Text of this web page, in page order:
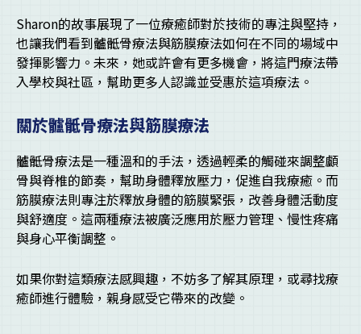
Sharon的故事展現了一位療癒師對於技術的專注與堅持，
也讓我們看到髗骶骨療法與筋膜療法如何在不同的場域中
發揮影響力。未來，她或許會有更多機會，將這門療法帶
入學校與社區，幫助更多人認識並受惠於這項療法。
關於髗骶骨療法與筋膜療法
髗骶骨療法是一種溫和的手法，透過輕柔的觸碰來調整顱
骨與脊椎的節奏，幫助身體釋放壓力，促進自我療癒。而
筋膜療法則專注於釋放身體的筋膜緊張，改善身體活動度
與舒適度。這兩種療法被廣泛應用於壓力管理、慢性疼痛
與身心平衡調整。
如果你對這類療法感興趣，不妨多了解其原理，或尋找療
癒師進行體驗，親身感受它帶來的改變。